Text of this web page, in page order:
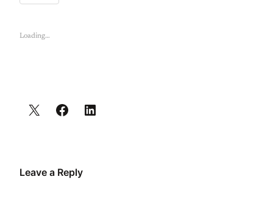
Loading…
Leave a Reply